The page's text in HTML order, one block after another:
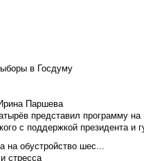
в Госдуму
Паршева
представил программу на
с поддержкой президента и
на обустройство шес...
стресса